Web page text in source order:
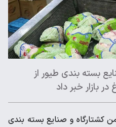
بسته بندی طیور از
کشتارگاه و صنایع بسته بندی